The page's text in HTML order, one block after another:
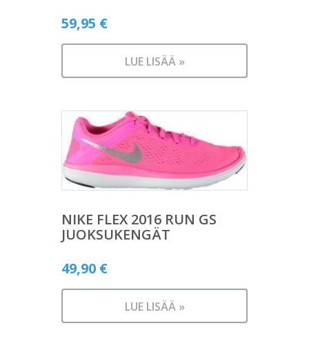
59,95 €
LUE LISÄÄ »
NIKE FLEX 2016 RUN GS
JUOKSUKENGÄT
49,90 €
LUE LISÄÄ »